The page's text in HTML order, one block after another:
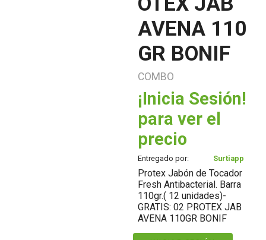
AVENA 110
GR BONIF
COMBO
¡Inicia Sesión!
para ver el
precio
Entregado por: Surtiapp
Protex Jabón de Tocador
Fresh Antibacterial. Barra
110gr.( 12 unidades)-
GRATIS: 02 PROTEX JAB
AVENA 110GR BONIF